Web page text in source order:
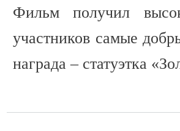
Фильм получил
участников самые
награда – статуэтка